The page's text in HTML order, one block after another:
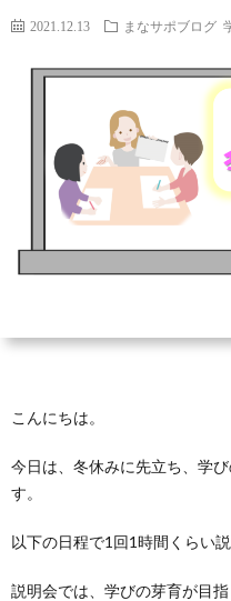
2021.12.13 まなサポブログ
こんにちは。
今日は、冬休みに先立ち、学
す。
以下の日程で1回1時間くらい
説明会では、学びの芽育が目